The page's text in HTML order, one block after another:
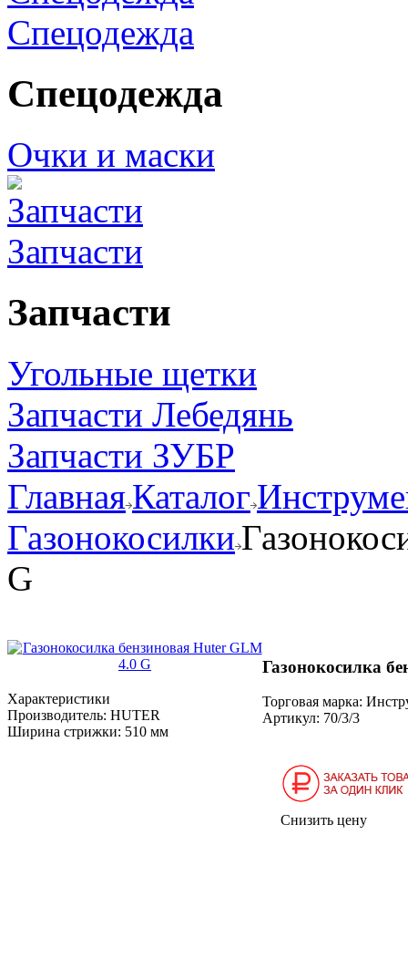
Спецодежда
Спецодежда
Очки и маски
Запчасти
Запчасти
Угольные щетки
Запчасти Лебедянь
Запчасти ЗУБР
ГлавнаяКаталог
Газонокосилки
G
Характеристики
Производитель: HUTER
Ширина стрижки: 510 мм
Газонокосилка
Торговая марка:
Артикул: 70/3/3
Снизить цену